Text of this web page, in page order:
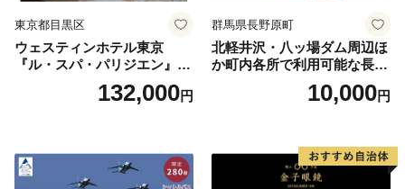
東京都目黒区
ウェスティンホテル東京
『ル・スパ・パリジエン』選
べるボディセラピー90分/1名
132,000円
群馬県長野原町
北軽井沢・八ッ場ダム周辺ほ
か町内各所で利用可能な長野
原町ふるさと感謝券（3,000
円分）【トラベル 観光 旅行
10,000円